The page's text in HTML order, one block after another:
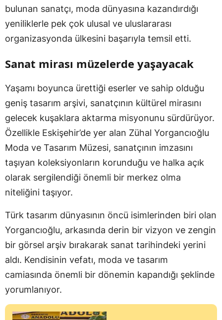
bulunan sanatçı, moda dünyasına kazandırdığı
yeniliklerle pek çok ulusal ve uluslararası
organizasyonda ülkesini başarıyla temsil etti.
Sanat mirası müzelerde yaşayacak
Yaşamı boyunca ürettiği eserler ve sahip olduğu
geniş tasarım arşivi, sanatçının kültürel mirasını
gelecek kuşaklara aktarma misyonunu sürdürüyor.
Özellikle Eskişehir’de yer alan Zühal Yorgancıoğlu
Moda ve Tasarım Müzesi, sanatçının imzasını
taşıyan koleksiyonların korunduğu ve halka açık
olarak sergilendiği önemli bir merkez olma
niteliğini taşıyor.
Türk tasarım dünyasının öncü isimlerinden biri olan
Yorgancıoğlu, arkasında derin bir vizyon ve zengin
bir görsel arşiv bırakarak sanat tarihindeki yerini
aldı. Kendisinin vefatı, moda ve tasarım
camiasında önemli bir dönemin kapandığı şeklinde
yorumlanıyor.